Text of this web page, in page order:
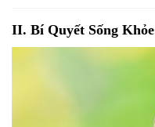
II. Bí Quyết Sống Khỏe